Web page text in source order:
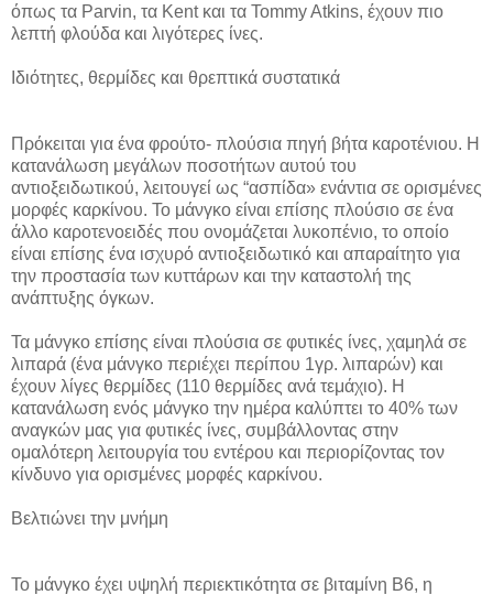
όπως τα Parvin, τα Kent και τα Tommy Atkins, έχουν πιο
λεπτή φλούδα και λιγότερες ίνες.
Ιδιότητες, θερμίδες και θρεπτικά συστατικά
Πρόκειται για ένα φρούτο- πλούσια πηγή βήτα καροτένιου. Η
κατανάλωση μεγάλων ποσοτήτων αυτού του
αντιοξειδωτικού, λειτουγεί ως “ασπίδα» ενάντια σε ορισμένες
μορφές καρκίνου. Το μάνγκο είναι επίσης πλούσιο σε ένα
άλλο καροτενοειδές που ονομάζεται λυκοπένιο, το οποίο
είναι επίσης ένα ισχυρό αντιοξειδωτικό και απαραίτητο για
την προστασία των κυττάρων και την καταστολή της
ανάπτυξης όγκων.
Τα μάνγκο επίσης είναι πλούσια σε φυτικές ίνες, χαμηλά σε
λιπαρά (ένα μάνγκο περιέχει περίπου 1γρ. λιπαρών) και
έχουν λίγες θερμίδες (110 θερμίδες ανά τεμάχιο). Η
κατανάλωση ενός μάνγκο την ημέρα καλύπτει το 40% των
αναγκών μας για φυτικές ίνες, συμβάλλοντας στην
ομαλότερη λειτουργία του εντέρου και περιορίζοντας τον
κίνδυνο για ορισμένες μορφές καρκίνου.
Βελτιώνει την μνήμη
Το μάνγκο έχει υψηλή περιεκτικότητα σε βιταμίνη B6, η